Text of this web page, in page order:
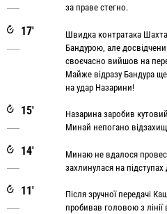
за праве стегно.
17'
Швидка контратака
Бандурою, але
своєчасно вийшов на
Майже відразу Бандура
на удар Назарини!
15'
Назарина заробив
Минай непогано
14'
Минаю не вдалося
захлинулася на
11'
Після зручної передачі
пробивав головою з